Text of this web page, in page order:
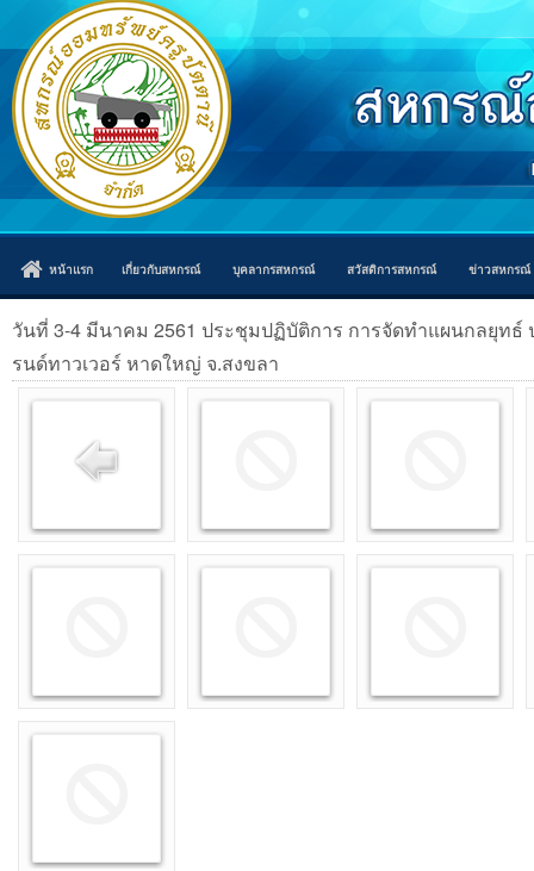
หน้าแรก เกี่ยวกับสหกรณ์ บุคลากรสหกรณ์ สวัสดิการสหกรณ์ ข่าวสหกรณ์
วันที่ 3-4 มีนาคม 2561 ประชุมปฏิบัติการ การจัดทำแผนกลยุทธ์
รนด์ทาวเวอร์ หาดใหญ่ จ.สงขลา